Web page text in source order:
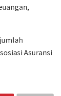
Asuransi